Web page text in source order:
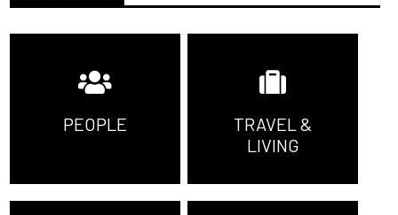
PEOPLE
TRAVEL &
LIVING